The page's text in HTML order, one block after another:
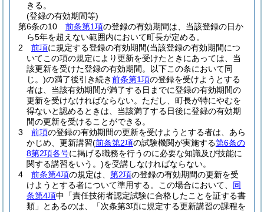
きる。
(登録の有効期間等)
第6条の10
前条第1項の登録の有効期間は、当該登録の日か
ら5年を超えない範囲内において町長が定める。
2
前項に規定する登録の有効期間(当該登録の有効期間につ
いてこの項の規定により更新を受けたときにあっては、当
該更新を受けた登録の有効期間。以下この条において同
じ。)の満了後引き続き前条第1項の登録を受けようとする
者は、当該有効期間が満了する日までに登録の有効期間の
更新を受けなければならない。 ただし、町長が特にやむを
得ないと認めるときは、当該満了する日後に登録の有効期
間の更新を受けることができる。
3
前項の登録の有効期間の更新を受けようとする者は、あら
かじめ、更新講習(前条第2項の試験機関が実施する第6条の
8第2項各号に掲げる職務を行うのに必要な知識及び技能に
関する講習をいう。)を受講しなければならない。
4
前条第4項の規定は、 第2項の登録の有効期間の更新を受
けようとする者について準用する。
この場合において、 同
条第4項中「責任技術者認定試験に合格したことを証する書
類」とあるのは、「次条第3項に規定する更新講習の課程を